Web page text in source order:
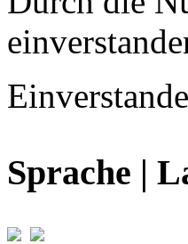
Sprache |